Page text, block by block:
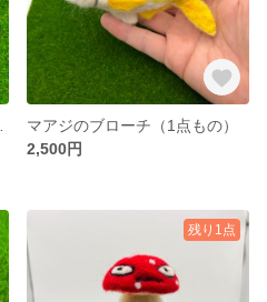
マアジのブローチ（1点もの）
2,500円
残り1点